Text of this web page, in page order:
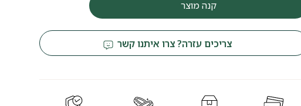
קנה מוצר
צריכים עזרה? צרו איתנו קשר